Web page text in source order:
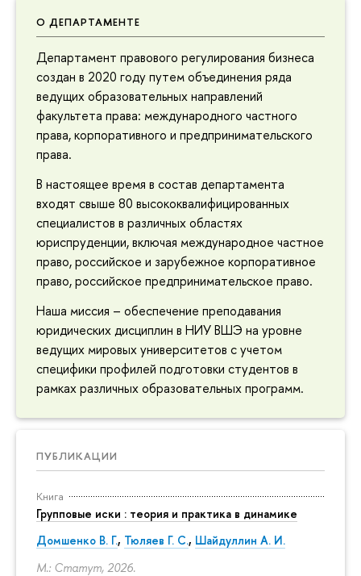
О ДЕПАРТАМЕНТЕ
Департамент правового регулирования бизнеса
создан в 2020 году путем объединения ряда
ведущих образовательных направлений
факультета права: международного частного
права, корпоративного и предпринимательского
права.
В настоящее время в состав департамента
входят свыше 80 высококвалифицированных
специалистов в различных областях
юриспруденции, включая международное частное
право, российское и зарубежное корпоративное
право, российское предпринимательское право.
Наша миссия – обеспечение преподавания
юридических дисциплин в НИУ ВШЭ на уровне
ведущих мировых университетов с учетом
специфики профилей подготовки студентов в
рамках различных образовательных программ.
ПУБЛИКАЦИИ
Книга
Групповые иски : теория и практика в динамике
Домшенко В. Г., Тюляев Г. С., Шайдуллин А. И.
М.: Статут, 2026.